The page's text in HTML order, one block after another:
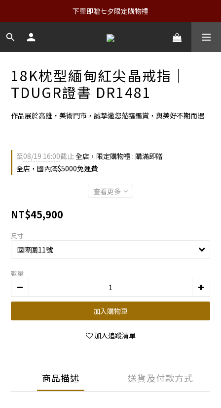
下單即贈七夕限定購物禮
18K枕型緬甸紅尖晶戒指｜
TDUGR證書 DR1481
作品展於高雄・美術門市，誠摯邀您蒞臨鑑賞，與美好不期而遇
至08/19 16:00截止全店，限定購物禮 : 購滿即贈
全店，國內滿$5000免運費
查看更多
NT$45,900
尺寸
數量
加入購物車
加入追蹤清單
商品描述 送貨及付款方式